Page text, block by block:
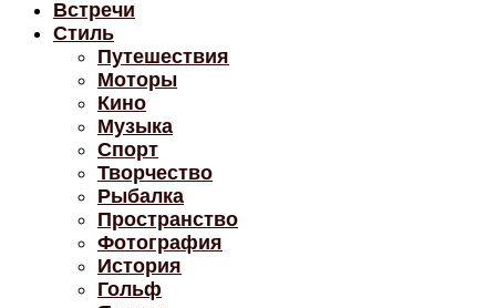
Встречи
Стиль
Путешествия
Моторы
Кино
Музыка
Спорт
Творчество
Рыбалка
Пространство
Фотография
История
Гольф